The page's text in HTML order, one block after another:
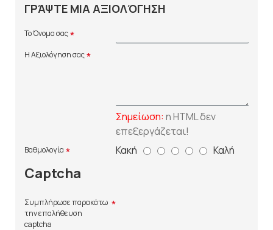
ΓΡΆΨΤΕ ΜΙΑ ΑΞΙΟΛΌΓΗΣΗ
Το Όνομα σας
Η Αξιολόγηση σας
Σημείωση: η HTML δεν
επεξεργάζεται!
Βαθμολογία Κακή Καλή
Captcha
Συμπλήρωσε παρακάτω
την επαλήθευση
captcha